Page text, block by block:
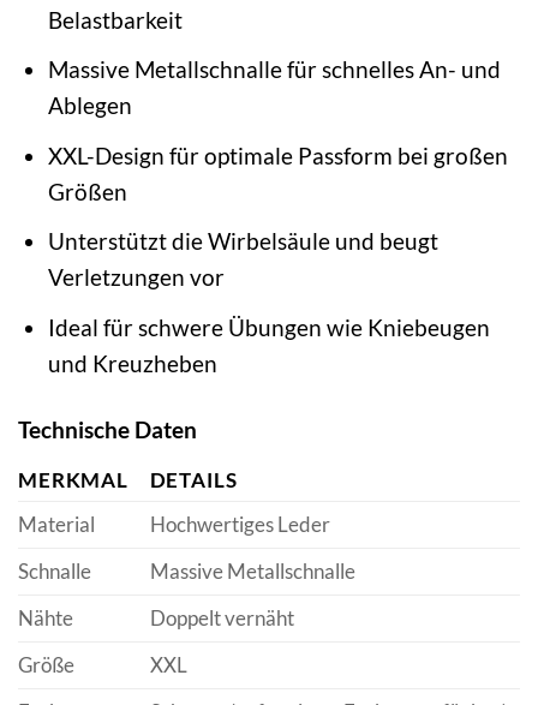
Belastbarkeit
Massive Metallschnalle für schnelles An- und
Ablegen
XXL-Design für optimale Passform bei großen
Größen
Unterstützt die Wirbelsäule und beugt
Verletzungen vor
Ideal für schwere Übungen wie Kniebeugen
und Kreuzheben
Technische Daten
MERKMAL
DETAILS
Material
Hochwertiges Leder
Schnalle
Massive Metallschnalle
Nähte
Doppelt vernäht
Größe
XXL